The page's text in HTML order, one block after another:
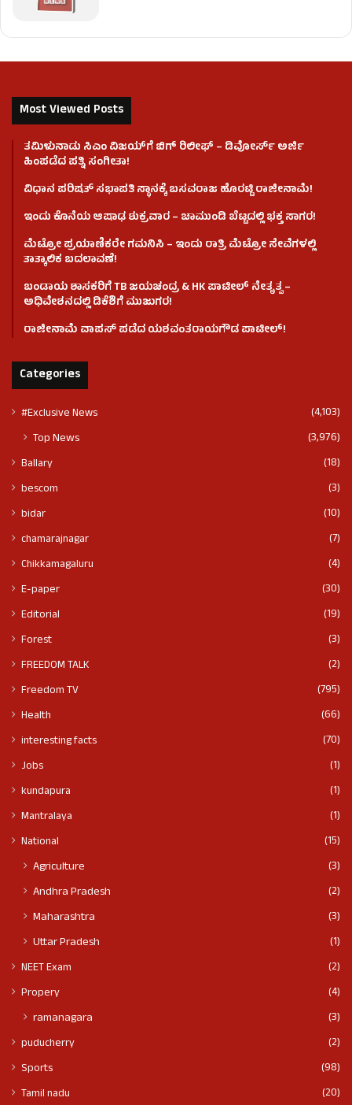
Most Viewed Posts
ತಮಿಳುನಾಡು ಸಿಎಂ ವಿಜಯ್‌ಗೆ ಬಿಗ್ ರಿಲೀಫ್ – ಡಿವೋರ್ಸ್ ಅರ್ಜಿ
ಹಿಂಪಡೆದ ಪತ್ನಿ ಸಂಗೀತಾ!
ವಿಧಾನ ಪರಿಷತ್ ಸಭಾಪತಿ ಸ್ಥಾನಕ್ಕೆ ಬಸವರಾಜ ಹೊರಟ್ಟಿ ರಾಜೀನಾಮೆ!
ಇಂದು ಕೊನೆಯ ಆಷಾಢ ಶುಕ್ರವಾರ – ಚಾಮುಂಡಿ ಬೆಟ್ಟದಲ್ಲಿ ಭಕ್ತ ಸಾಗರ!
ಮೆಟ್ರೋ ಪ್ರಯಾಣಿಕರೇ ಗಮನಿಸಿ – ಇಂದು ರಾತ್ರಿ ಮೆಟ್ರೋ ಸೇವೆಗಳಲ್ಲಿ
ತಾತ್ಕಾಲಿಕ ಬದಲಾವಣೆ!
ಬಂಡಾಯ ಶಾಸಕರಿಗೆ TB ಜಯಚಂದ್ರ & HK ಪಾಟೀಲ್ ನೇತೃತ್ವ –
ಅಧಿವೇಶನದಲ್ಲಿ ಡಿಕೆಶಿಗೆ ಮುಜುಗರ!
ರಾಜೀನಾಮೆ ವಾಪಸ್ ಪಡೆದ ಯಶವಂತರಾಯಗೌಡ ಪಾಟೀಲ್‌!
Categories
#Exclusive News (4,103)
Top News (3,976)
Ballary
(18)
bescom
(3)
bidar
(10)
chamarajnagar
(7)
Chikkamagaluru
(4)
E-paper
(30)
Editorial
(19)
Forest
(3)
FREEDOM TALK
(2)
Freedom TV
(795)
Health
(66)
interesting facts
(70)
Jobs
(1)
kundapura
(1)
Mantralaya
(1)
National
(15)
Agriculture
(3)
Andhra Pradesh
(2)
Maharashtra
(3)
Uttar Pradesh
(1)
NEET Exam
(2)
Propery
(4)
ramanagara (3)
puducherry
(2)
Sports
(98)
Tamil nadu
(20)